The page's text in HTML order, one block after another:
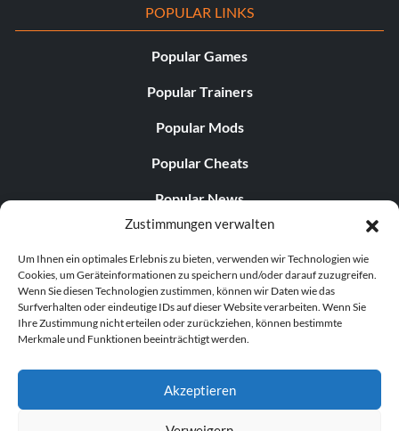
Zustimmungen verwalten
Um Ihnen ein optimales Erlebnis zu bieten, verwenden wir Technologien wie
Cookies, um Geräteinformationen zu speichern und/oder darauf zuzugreifen.
Wenn Sie diesen Technologien zustimmen, können wir Daten wie das
Surfverhalten oder eindeutige IDs auf dieser Website verarbeiten. Wenn Sie
Ihre Zustimmung nicht erteilen oder zurückziehen, können bestimmte
Merkmale und Funktionen beeinträchtigt werden.
Akzeptieren
POPULAR LINKS
Popular Games
Popular Trainers
Popular Mods
Popular Cheats
Popular News
Popular Editorials
Popular Free Games
LATEST UPDATES